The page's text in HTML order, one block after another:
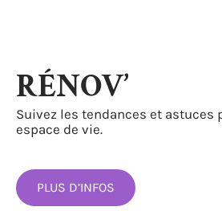
RÉNOV’
Suivez les tendances et astuces
espace de vie.
PLUS D’INFOS